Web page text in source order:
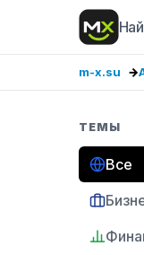
m-x.su
ТЕМЫ
Все